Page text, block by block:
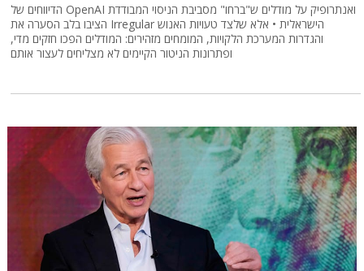
הדיווחים של OpenAI ואנתרופיק על מודלים ש"ברחו" מסביבת הניסוי המבודדת
הציבו בלב הסערה את Irregular הישראלית • אלא שלצד טעויות האנוש
והגדרות המערכת הלקויות, המומחים מזהירים: המודלים הפכו חזקים מדי,
ופתרונות הניטור הקיימים לא מצליחים לעצור אותם